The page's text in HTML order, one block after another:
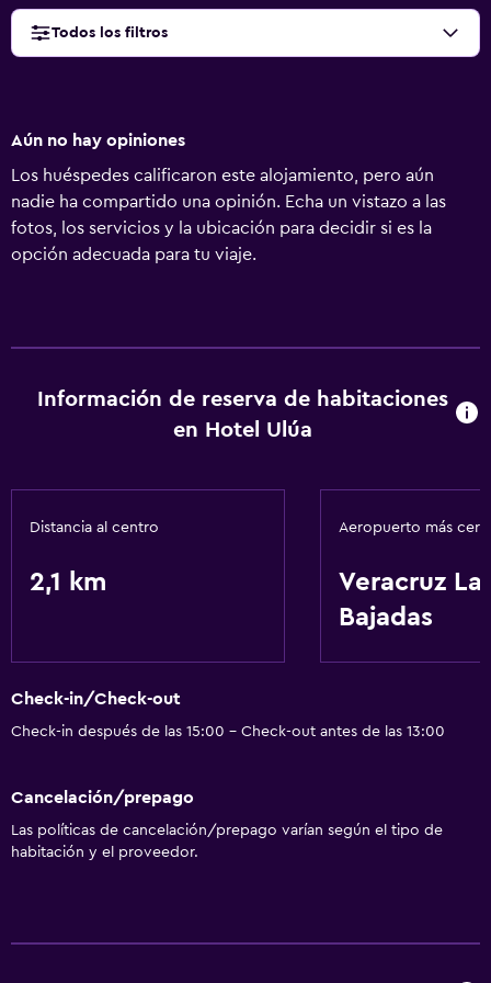
Todos los filtros
Aún no hay opiniones
Los huéspedes calificaron este alojamiento, pero aún
nadie ha compartido una opinión. Echa un vistazo a las
fotos, los servicios y la ubicación para decidir si es la
opción adecuada para tu viaje.
Información de reserva de habitaciones
en Hotel Ulúa
Distancia al centro
2,1 km
Aeropuerto más
Veracruz
Bajadas
Check-in/Check-out
Check-in después de las 15:00 - Check-out antes de las 13:00
Cancelación/prepago
Las políticas de cancelación/prepago varían según el tipo de
habitación y el proveedor.